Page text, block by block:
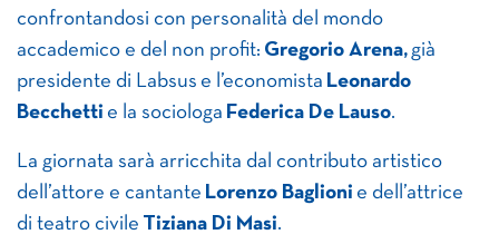
confrontandosi con personalità del mondo
accademico e del non profit: Gregorio Arena, già
presidente di Labsus e l’economista Leonardo
Becchetti e la sociologa Federica De Lauso. ​
La giornata sarà arricchita dal contributo artistico
dell’attore e cantante Lorenzo Baglioni e dell’attrice
di teatro civile Tiziana Di Masi.